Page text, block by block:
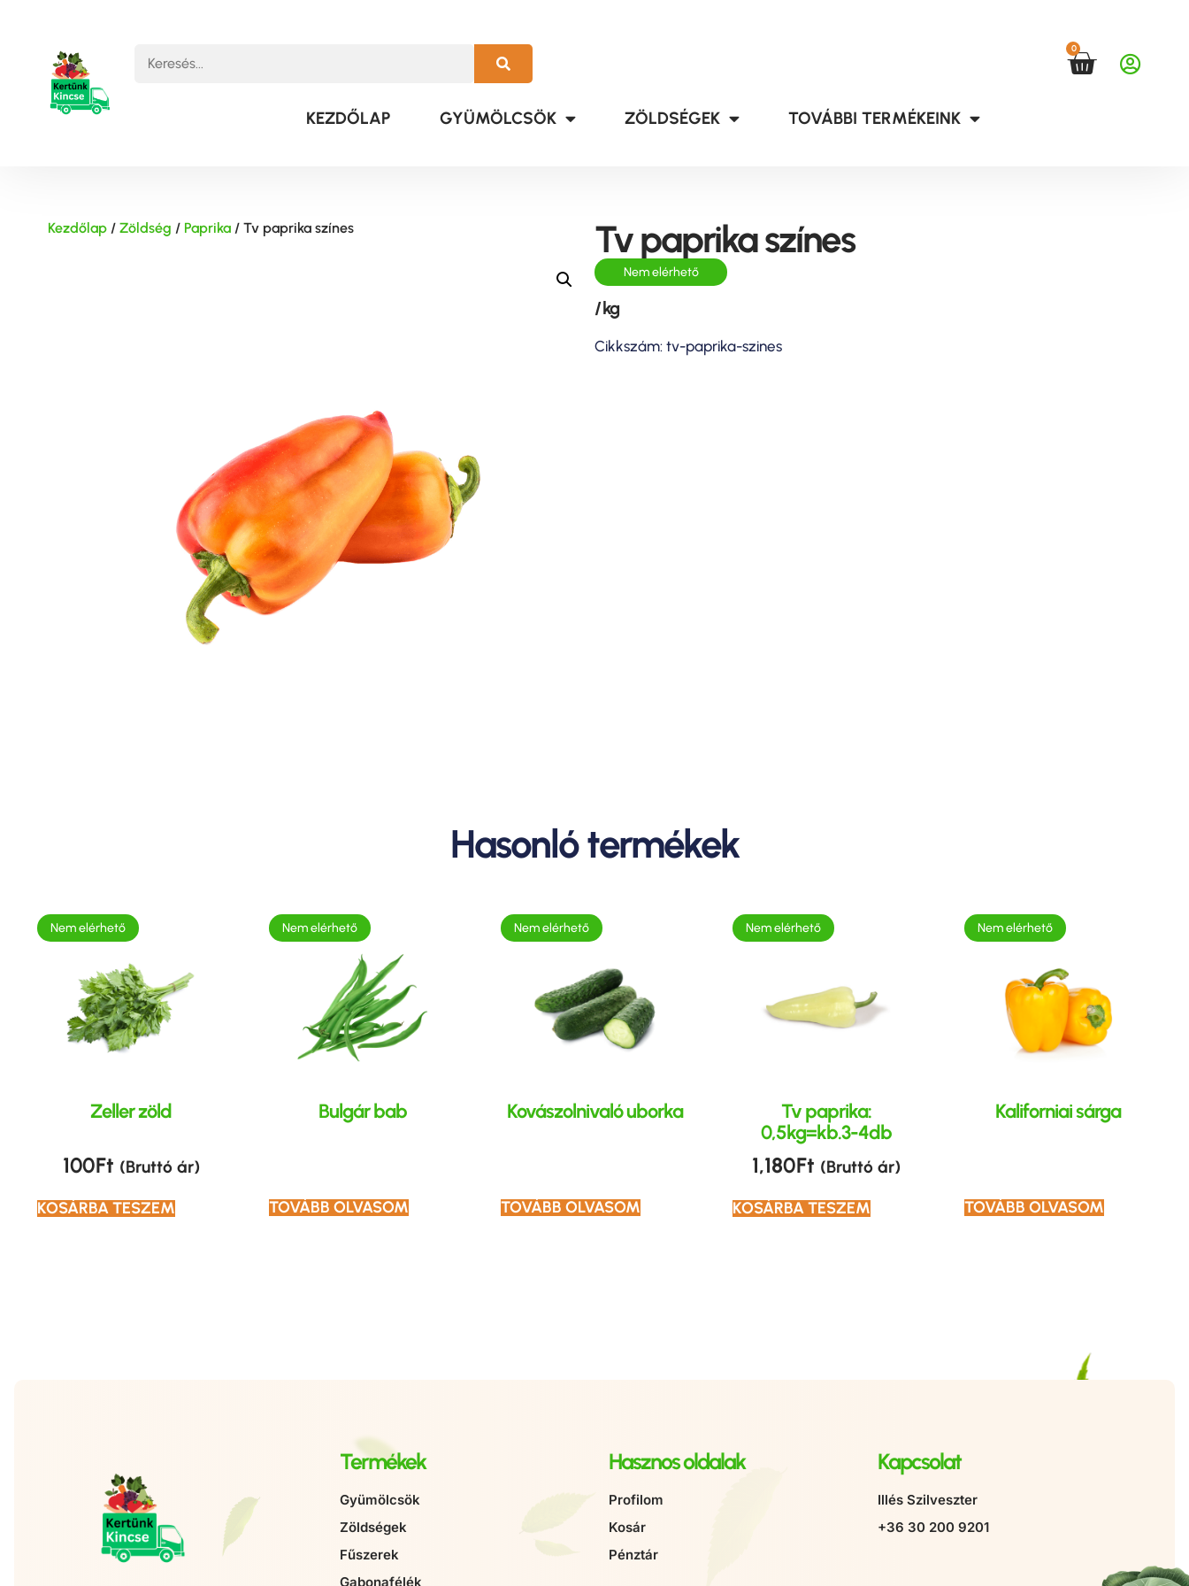
0
KEZDŐLAP GYÜMÖLCSÖK ZÖLDSÉGEK TOVÁBBI TERMÉKEINK
Kezdőlap/ Zöldség / Paprika/ Tv paprika színes Tv paprika színes
Nem elérhető
/ kg
Cikkszám: tv-paprika-szines
Hasonló termékek
Nem elérhető
Zeller zöld
100Ft (Bruttó ár)
KOSÁRBA TESZEM
Nem elérhető
Bulgár bab
TOVÁBB OLVASOM
Nem elérhető
Kovászolnivaló uborka
TOVÁBB OLVASOM
Nem elérhető
Tv paprika:
0,5kg=kb.3-4db
1,180Ft (Bruttó ár)
KOSÁRBA TESZEM
Nem elérhető
Kaliforniai sárga
TOVÁBB OLVASOM
Termékek
Gyümölcsök
Zöldségek
Fűszerek
Gabonafélék
Hasznos oldalak
Profilom
Kosár
Pénztár
Kapcsolat
Illés Szilveszter
+36 30 200 9201